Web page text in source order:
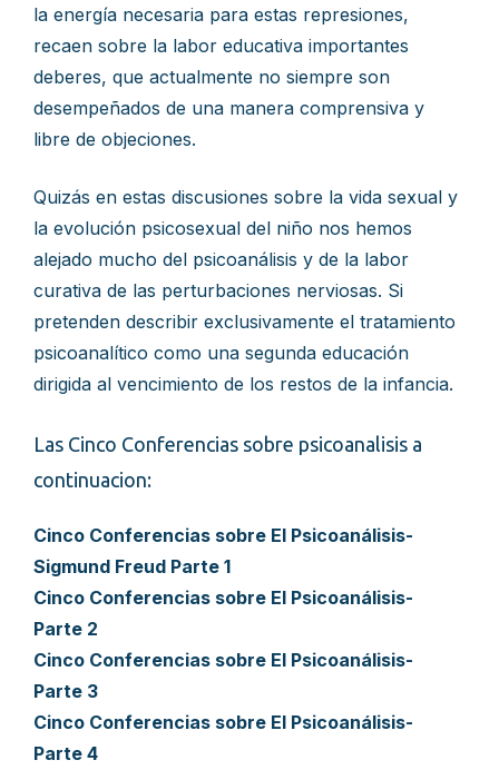
la energía necesaria para estas represiones,
recaen sobre la labor educativa importantes
deberes, que actualmente no siempre son
desempeñados de una manera comprensiva y
libre de objeciones.
Quizás en estas discusiones sobre la vida sexual y
la evolución psicosexual del niño nos hemos
alejado mucho del psicoanálisis y de la labor
curativa de las perturbaciones nerviosas. Si
pretenden describir exclusivamente el tratamiento
psicoanalítico como una segunda educación
dirigida al vencimiento de los restos de la infancia.
Las Cinco Conferencias sobre psicoanalisis a
continuacion:
Cinco Conferencias sobre El Psicoanálisis-
Sigmund Freud Parte 1
Cinco Conferencias sobre El Psicoanálisis-
Parte 2
Cinco Conferencias sobre El Psicoanálisis-
Parte 3
Cinco Conferencias sobre El Psicoanálisis-
Parte 4